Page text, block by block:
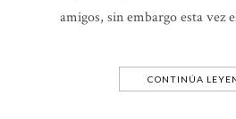
amigos, sin embargo esta vez
CONTINÚA